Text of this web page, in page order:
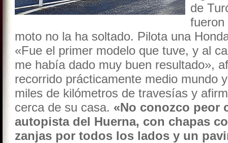
de
fueron
moto no la ha soltado. Pilota una
«Fue el primer modelo que tuve, y al
me había dado muy buen resultado»,
recorrido prácticamente medio mundo
miles de kilómetros de travesías y
cerca de su casa. «No conozco peor
autopista del Huerna, con chapas
zanjas por todos los lados y un